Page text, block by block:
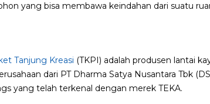
yang bisa membawa keindahan dari suatu
Tanjung Kreasi (TKPI) adalah produsen lantai
dari PT Dharma Satya Nusantara Tbk
yang telah terkenal dengan merek TEKA.